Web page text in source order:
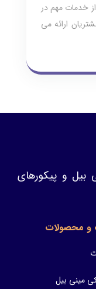
خدمات مهم در
ارائه می‌
و پیکورهای
و محصولات
مینی بیل